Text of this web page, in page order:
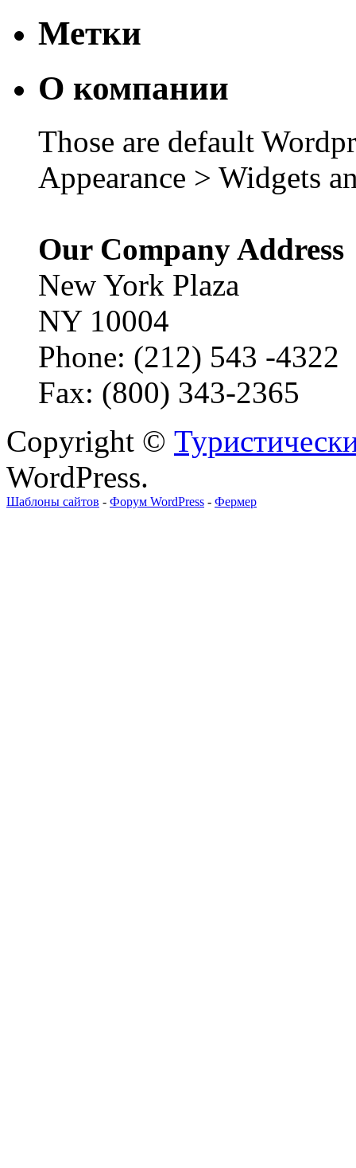
Метки
О компании
Those are default
Appearance > Widgets
Our Company Address
New York Plaza
NY 10004
Phone: (212) 543 -4322
Fax: (800) 343-2365
Copyright ©
WordPress.
Шаблоны сайтов - Форум WordPress - Фермер